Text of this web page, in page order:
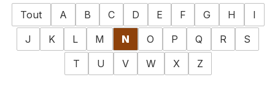
Tout A B C D E F G H
I
J
K L M N O P Q R
S
T
U V W X Z